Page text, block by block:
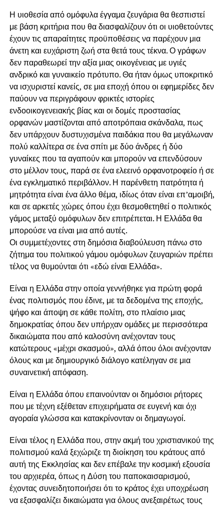
Η υιοθεσία από ομόφυλα έγγαμα ζευγάρια θα θεσπιστεί
με βάση κριτήρια που θα διασφαλίζουν ότι οι υιοθετούντες
έχουν τις απαραίτητες προϋποθέσεις να παρέχουν μια
άνετη και ευχάριστη ζωή στα θετά τους τέκνα. Ο γράφων
δεν παραθεωρεί την αξία μιας οικογένειας με υγιές
ανδρικό και γυναικείο πρότυπο. Θα ήταν όμως υποκριτικό
να ισχυριστεί κανείς, σε μια εποχή όπου οι εφημερίδες δεν
παύουν να περιγράφουν φρικτές ιστορίες
ενδοοικογενειακής βίας και οι δομές προστασίας
ορφανών μαστίζονται από αποτρόπαια σκάνδαλα, πως
δεν υπάρχουν δυστυχισμένα παιδάκια που θα μεγάλωναν
πολύ καλλίτερα σε ένα σπίτι με δύο άνδρες ή δύο
γυναίκες που τα αγαπούν και μπορούν να επενδύσουν
στο μέλλον τους, παρά σε ένα ελεεινό ορφανοτροφείο ή σε
ένα εγκληματικό περιβάλλον. Η παρένθετη πατρότητα ή
μητρότητα είναι ένα άλλο θέμα, ιδίως όταν είναι επ’αμοιβή,
και σε αρκετές χώρες όπου έχει θεσμοθετηθεί ο πολιτικός
γάμος μεταξύ ομόφυλων δεν επιτρέπεται. Η Ελλάδα θα
μπορούσε να είναι μια από αυτές.
Οι συμμετέχοντες στη δημόσια διαβούλευση πάνω στο
ζήτημα του πολιτικού γάμου ομόφυλων ζευγαριών πρέπει
τέλος να θυμούνται ότι «εδώ είναι Ελλάδα».
Είναι η Ελλάδα στην οποία γεννήθηκε για πρώτη φορά
ένας πολιτισμός που έδινε, με τα δεδομένα της εποχής,
ψήφο και άποψη σε κάθε πολίτη, στο πλαίσιο μιας
δημοκρατίας όπου δεν υπήρχαν ομάδες με περισσότερα
δικαιώματα που από καλοσύνη ανέχονταν τους
κατώτερους «μέχρι σκασμού», αλλά όπου όλοι ανέχονταν
όλους και με δημιουργικό διάλογο κατέληγαν σε μια
συναινετική απόφαση.
Είναι η Ελλάδα όπου επαινούνταν οι δημόσιοι ρήτορες
που με τέχνη εξέθεταν επιχειρήματα σε ευγενή και όχι
αγοραία γλώσσα και κατακρίνονταν οι δημαγωγοί.
Είναι τέλος η Ελλάδα που, στην ακμή του χριστιανικού της
πολιτισμού καλά ξεχώριζε τη διοίκηση του κράτους από
αυτή της Εκκλησίας και δεν επέβαλε την κοσμική εξουσία
του αρχιερέα, όπως η Δύση του παποκαισαρισμού,
έχοντας συνειδητοποιήσει ότι το κράτος έχει υποχρέωση
να εξασφαλίζει δικαιώματα για όλους ανεξαιρέτως τους